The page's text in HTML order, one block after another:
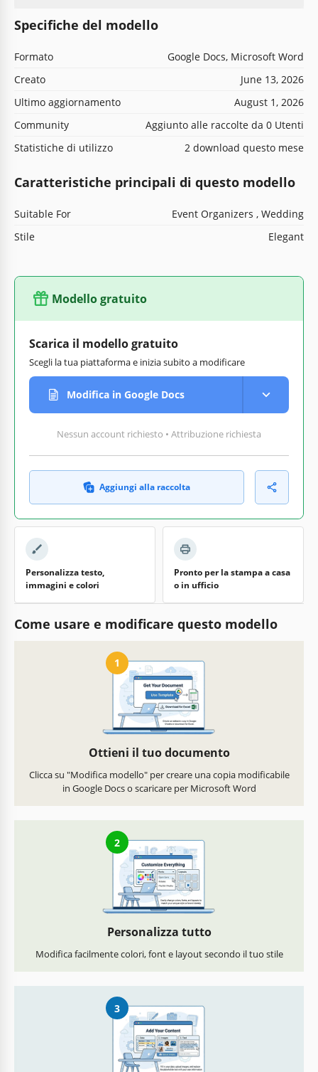
Specifiche del modello
Formato
Google Docs, Microsoft Word
Creato
June 13, 2026
Ultimo aggiornamento
August 1, 2026
Community
Aggiunto alle raccolte da 0 Utenti
Statistiche di utilizzo
2 download questo mese
Caratteristiche principali di questo modello
Suitable For
Event Organizers , Wedding
Stile
Elegant
Modello gratuito
Scarica il modello gratuito
Scegli la tua piattaforma e inizia subito a modificare
Modifica in Google Docs
Nessun account richiesto • Attribuzione richiesta
Aggiungi alla raccolta
Personalizza testo,
immagini e colori
Pronto per la stampa a casa
o in ufficio
Come usare e modificare questo modello
1
Ottieni il tuo documento
Clicca su "Modifica modello" per creare una copia modificabile
in Google Docs o scaricare per Microsoft Word
2
Personalizza tutto
Modifica facilmente colori, font e layout secondo il tuo stile
3